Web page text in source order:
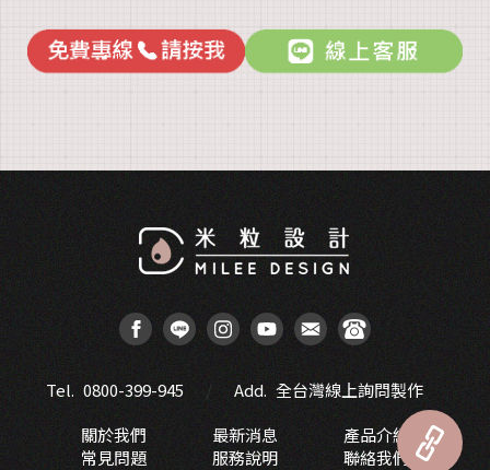
Tel. 0800-399-945 Add. 全台灣線上詢問製作
關於我們
最新消息
產品介紹
常見問題
服務說明 聯絡我們